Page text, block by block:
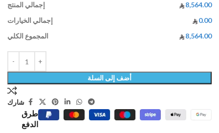
إجمالي المنتج
8,564.00
إجمالي الخيارات
0.00
المجموع الكلي
8,564.00
أضف إلى السلة
شارك
طرق
الدفع